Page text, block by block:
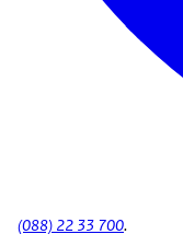
(088) 22 33 700.